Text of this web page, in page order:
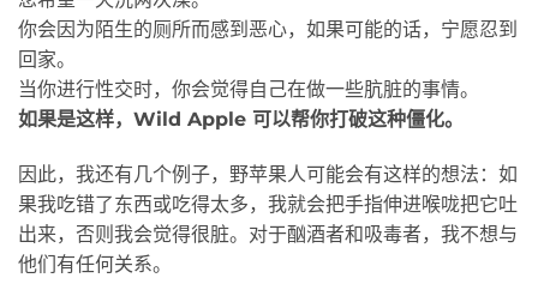
你会因为陌生的厕所而感到恶心，如果可能的话，宁愿忍到
回家。
当你进行性交时，你会觉得自己在做一些肮脏的事情。
如果是这样，Wild Apple 可以帮你打破这种僵化。
因此，我还有几个例子，野苹果人可能会有这样的想法：如
果我吃错了东西或吃得太多，我就会把手指伸进喉咙把它吐
出来，否则我会觉得很脏。对于酗酒者和吸毒者，我不想与
他们有任何关系。